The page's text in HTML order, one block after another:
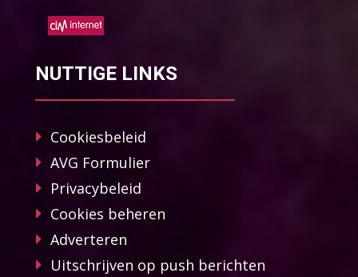
NUTTIGE LINKS
Cookiesbeleid
AVG Formulier
Privacybeleid
Cookies beheren
Adverteren
Uitschrijven op push berichten